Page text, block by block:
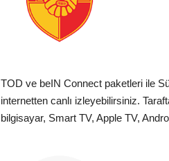
TOD ve beIN Connect paketleri ile
internetten canlı izleyebilirsiniz.
bilgisayar, Smart TV, Apple TV,